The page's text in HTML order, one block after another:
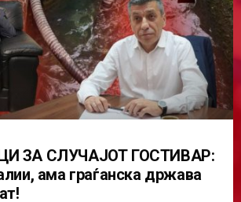
ЗА СЛУЧАЈОТ ГОСТИВАР:
ама граѓанска држава